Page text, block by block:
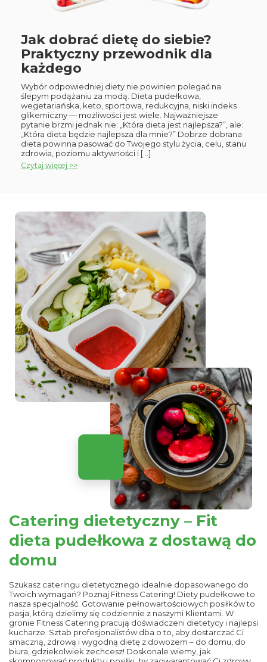
Jak dobrać dietę do siebie?
Praktyczny przewodnik dla
każdego
Wybór odpowiedniej diety nie powinien polegać na
ślepym podążaniu za modą. Dieta pudełkowa,
wegetariańska, keto, sportowa, redukcyjna, niski indeks
glikemiczny — możliwości jest wiele. Najważniejsze
pytanie brzmi jednak nie: „Która dieta jest najlepsza?”, ale:
„Która dieta będzie najlepsza dla mnie?” Dobrze dobrana
dieta powinna pasować do Twojego stylu życia, celu, stanu
zdrowia, poziomu aktywności i […]
Czytaj więcej >>
Catering dietetyczny – Fit
dieta pudełkowa z dostawą do
domu
Szukasz cateringu dietetycznego idealnie dopasowanego do
Twoich wymagań? Poznaj Fitness Catering! Diety pudełkowe to
nasza specjalność. Gotowanie pełnowartościowych posiłków to
pasja, którą dzielimy się codziennie z naszymi Klientami. W
gronie Fitness Catering pracują doświadczeni dietetycy i najlepsi
kucharze. Sztab profesjonalistów dba o to, aby dostarczać Ci
smaczną, zdrową i wygodną dietę z dowozem – do domu, do
biura, gdziekolwiek zechcesz! Doskonale wiemy, jak